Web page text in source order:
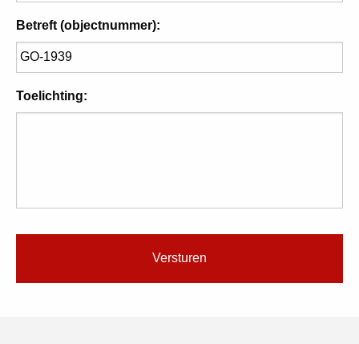
Betreft (objectnummer):
Toelichting: